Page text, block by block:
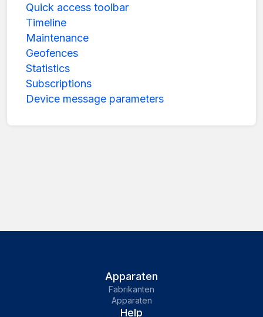
Quick access toolbar
Timeline
Maintenance
Geofences
Statistics
Subscriptions
Device message parameters
Apparaten
Fabrikanten
Apparaten
Help